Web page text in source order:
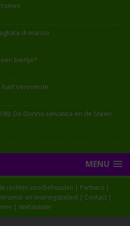
di manzo
biertje?
hart veroverde
De Donna selvatica en de Steen
MENU
rechten voorbehouden | Partners|
en leveringsbeleid | Contact |
| Webmaster